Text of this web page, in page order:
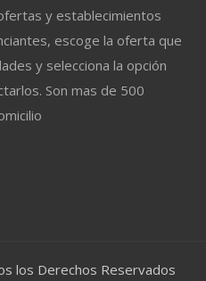
y establecimientos
escoge la oferta que
y selecciona la opción
Son mas de 500
los Derechos Reservados